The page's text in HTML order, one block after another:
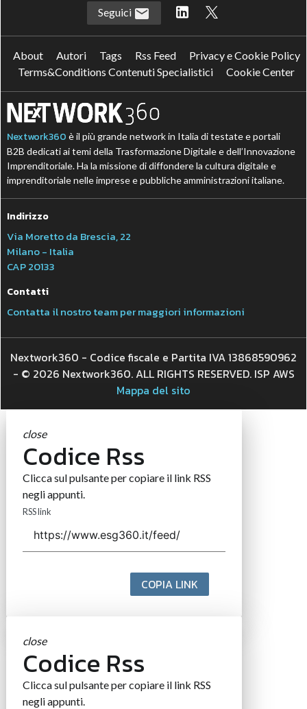
Seguici
About Autori Tags Rss Feed
Privacy e Cookie Policy
Terms&Conditions Contenuti Specialistici
Cookie Center
Nextwork360 è il più grande network in Italia di testate e portali
B2B dedicati ai temi della Trasformazione Digitale e dell’Innovazione
Imprenditoriale. Ha la missione di diffondere la cultura digitale e
imprenditoriale nelle imprese e pubbliche amministrazioni italiane.
Indirizzo
Via Moretto da Brescia, 22
Milano - Italia
CAP 20133
Contatti
Contatta il nostro team per maggiori informazioni
Nextwork360 - Codice fiscale e Partita IVA 13868590962
- © 2026 Nextwork360. ALL RIGHTS RESERVED. ISP AWS
Mappa del sito
close
Codice Rss
Clicca sul pulsante per copiare il link RSS
negli appunti.
RSS link
COPIA LINK
close
Codice Rss
Clicca sul pulsante per copiare il link RSS
negli appunti.